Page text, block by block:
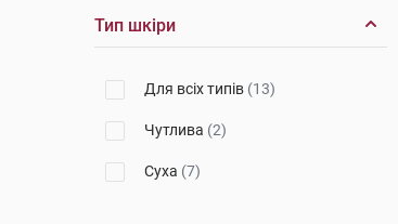
Тип шкіри
Для всіх типів (13)
Чутлива (2)
Суха (7)